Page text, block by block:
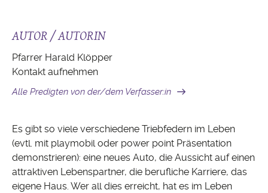
AUTOR / AUTORIN
Pfarrer Harald Klöpper
Kontakt aufnehmen
Alle Predigten von der/dem Verfasser:in
Es gibt so viele verschiedene Triebfedern im Leben
(evtl. mit playmobil oder power point Präsentation
demonstrieren): eine neues Auto, die Aussicht auf einen
attraktiven Lebenspartner, die berufliche Karriere, das
eigene Haus. Wer all dies erreicht, hat es im Leben